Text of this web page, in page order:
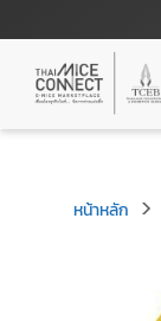
หน้าหลัก